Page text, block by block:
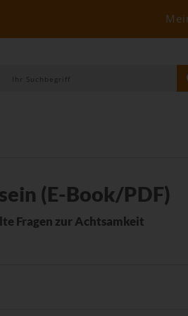
(E-Book/PDF)
Fragen zur Achtsamkeit